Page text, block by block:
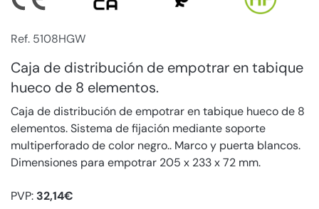
Ref. 5108HGW
Caja de distribución de empotrar en tabique
hueco de 8 elementos.
Caja de distribución de empotrar en tabique hueco de 8
elementos. Sistema de fijación mediante soporte
multiperforado de color negro.. Marco y puerta blancos.
Dimensiones para empotrar 205 x 233 x 72 mm.
PVP: 32,14€